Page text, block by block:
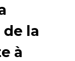
de la
à